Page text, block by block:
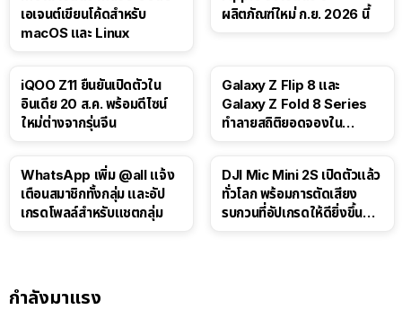
เอเจนต์เขียนโค้ดสำหรับ
macOS และ Linux
ผลิตภัณฑ์ใหม่ ก.ย. 2026 นี้
iQOO Z11 ยืนยันเปิดตัวใน
อินเดีย 20 ส.ค. พร้อมดีไซน์
ใหม่ต่างจากรุ่นจีน
Galaxy Z Flip 8 และ
Galaxy Z Fold 8 Series
ทำลายสถิติยอดจองใน
WhatsApp เพิ่ม @all แจ้ง
เตือนสมาชิกทั้งกลุ่ม และอัป
เกรดโพลล์สำหรับแชตกลุ่ม
DJI Mic Mini 2S เปิดตัวแล้ว
ทั่วโลก พร้อมการตัดเสียง
รบกวนที่อัปเกรดให้ดียิ่งขึ้น
กำลังมาแรง